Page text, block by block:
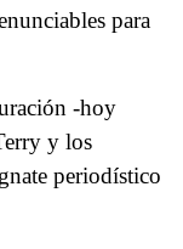
para
-hoy
y los
periodístico